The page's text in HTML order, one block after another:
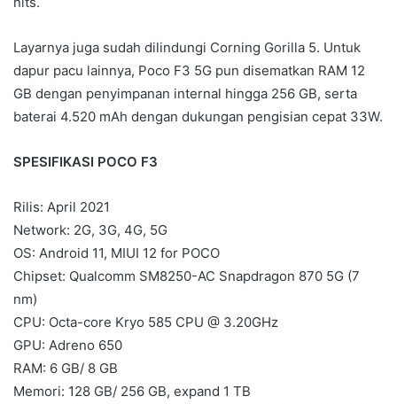
Layarnya juga sudah dilindungi Corning Gorilla 5. Untuk
dapur pacu lainnya, Poco F3 5G pun disematkan RAM 12
GB dengan penyimpanan internal hingga 256 GB, serta
baterai 4.520 mAh dengan dukungan pengisian cepat 33W.
SPESIFIKASI POCO F3
Rilis: April 2021
Network: 2G, 3G, 4G, 5G
OS: Android 11, MIUI 12 for POCO
Chipset: Qualcomm SM8250-AC Snapdragon 870 5G (7
nm)
CPU: Octa-core Kryo 585 CPU @ 3.20GHz
GPU: Adreno 650
RAM: 6 GB/ 8 GB
Memori: 128 GB/ 256 GB, expand 1 TB